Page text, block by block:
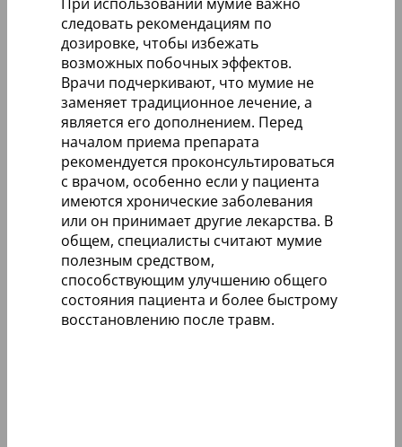
следовать рекомендациям по
дозировке, чтобы избежать
возможных побочных эффектов.
Врачи подчеркивают, что мумие не
заменяет традиционное лечение, а
является его дополнением. Перед
началом приема препарата
рекомендуется проконсультироваться
с врачом, особенно если у пациента
имеются хронические заболевания
или он принимает другие лекарства. В
общем, специалисты считают мумие
полезным средством,
способствующим улучшению общего
состояния пациента и более быстрому
восстановлению после травм.